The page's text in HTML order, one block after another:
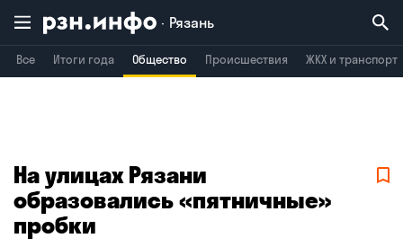
Рязань
Все Итоги года Общество Происшествия ЖКХ и транспорт
Воронеж Брянск
На улицах Рязани
образовались «пятничные»
пробки